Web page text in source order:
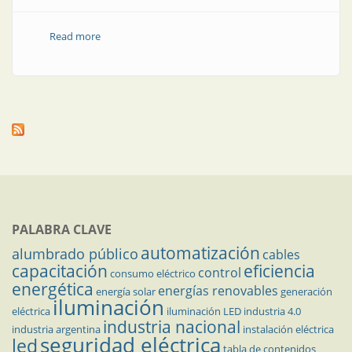
Read moreabout Nueva luminaria para áreas clasificadas
PALABRA CLAVE
alumbrado público automatización cables
capacitación consumo eléctrico control eficiencia
energética energía solar energías renovables generación
eléctricailuminación iluminación LED industria 4.0
industria argentina industria nacional instalación eléctrica
ledseguridad eléctrica tabla de contenidos